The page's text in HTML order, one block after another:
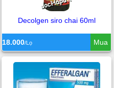
Decolgen siro chai 60ml
18.000/Lọ Mua